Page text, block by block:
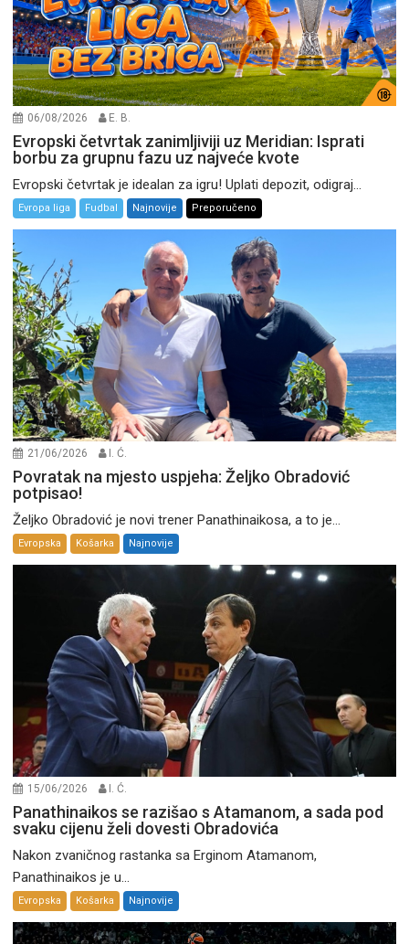
06/08/2026 E. B.
Evropski četvrtak zanimljiviji uz Meridian: Isprati
borbu za grupnu fazu uz najveće kvote
Evropski četvrtak je idealan za igru! Uplati depozit, odigraj...
Evropa liga Fudbal Najnovije Preporučeno
21/06/2026 I. Ć.
Povratak na mjesto uspjeha: Željko Obradović
potpisao!
Željko Obradović je novi trener Panathinaikosa, a to je...
Evropska Košarka Najnovije
15/06/2026 I. Ć.
Panathinaikos se razišao s Atamanom, a sada pod
svaku cijenu želi dovesti Obradovića
Nakon zvaničnog rastanka sa Erginom Atamanom,
Panathinaikos je u...
Evropska Košarka Najnovije